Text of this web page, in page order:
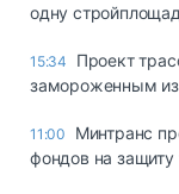
одну
15:34
Проект
замороженным
11:00
Минтранс
фондов на